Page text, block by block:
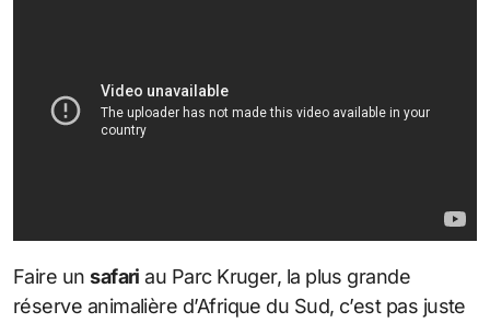
Faire unsafari au Parc Kruger, la plus grande
réserve animalière d’Afrique du Sud, c’est pas juste